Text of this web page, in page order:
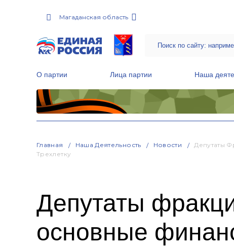
Магаданская область
О партии Лица партии Наша
Главная Наша Деятельность Новости
Депутаты
Трехлетку
Депутаты
основные